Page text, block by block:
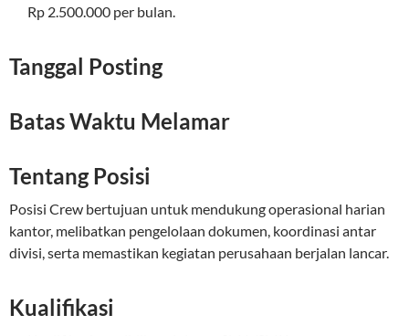
Rp 2.500.000 per bulan.
Tanggal Posting
Batas Waktu Melamar
Tentang Posisi
Posisi Crew bertujuan untuk mendukung operasional harian
kantor, melibatkan pengelolaan dokumen, koordinasi antar
divisi, serta memastikan kegiatan perusahaan berjalan lancar.
Kualifikasi